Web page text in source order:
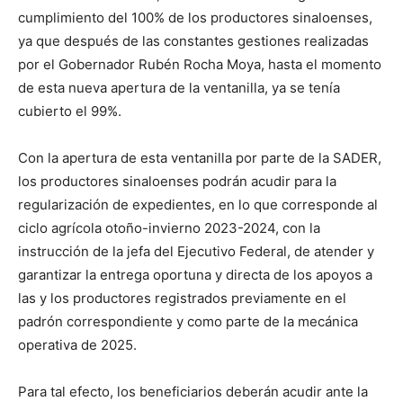
cumplimiento del 100% de los productores sinaloenses,
ya que después de las constantes gestiones realizadas
por el Gobernador Rubén Rocha Moya, hasta el momento
de esta nueva apertura de la ventanilla, ya se tenía
cubierto el 99%.
Con la apertura de esta ventanilla por parte de la SADER,
los productores sinaloenses podrán acudir para la
regularización de expedientes, en lo que corresponde al
ciclo agrícola otoño-invierno 2023-2024, con la
instrucción de la jefa del Ejecutivo Federal, de atender y
garantizar la entrega oportuna y directa de los apoyos a
las y los productores registrados previamente en el
padrón correspondiente y como parte de la mecánica
operativa de 2025.
Para tal efecto, los beneficiarios deberán acudir ante la